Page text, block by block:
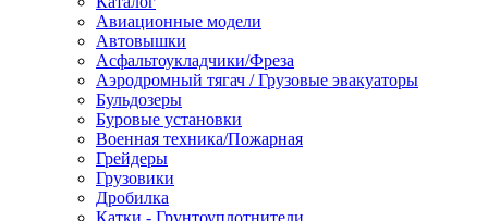
Авиационные модели
Автовышки
Асфальтоукладчики/Фреза
Аэродромный тягач / Грузовые эвакуаторы
Бульдозеры
Буровые установки
Военная техника/Пожарная
Грейдеры
Грузовики
Дробилка
Катки - Грунтоуплотнители